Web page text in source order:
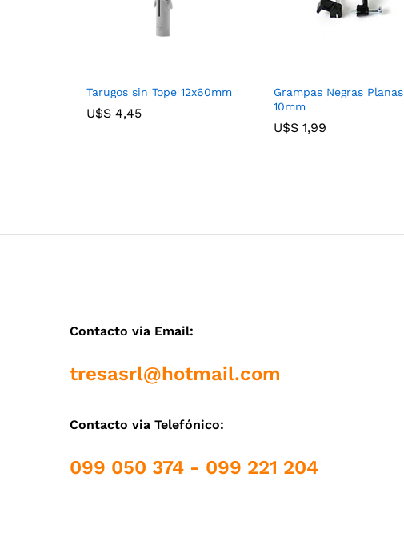
Tarugos sin Tope 12x60mm
U$S 4,45
U$S 4,45
Grampas Negras Planas
10mm
U$S 1,99
U$S 1,99
Contacto via Email:
tresasrl@hotmail.com
Contacto via Telefónico:
099 050 374 - 099 221 204